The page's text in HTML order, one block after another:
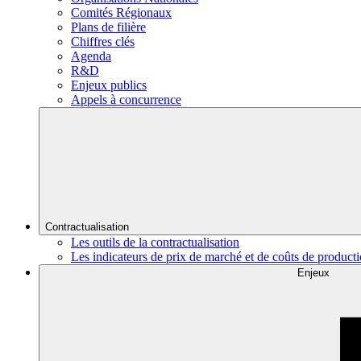
Comités Régionaux
Plans de filière
Chiffres clés
Agenda
R&D
Enjeux publics
Appels à concurrence
Contractualisation
Les outils de la contractualisation
Les indicateurs de prix de marché et de coûts de
Enjeux